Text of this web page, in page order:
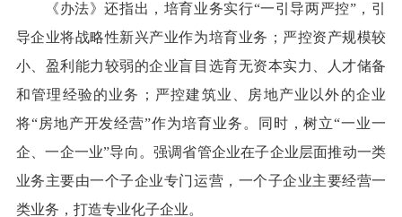
《办法》还指出，培育业务实行“一引导两严控”，引
导企业将战略性新兴产业作为培育业务；严控资产规模较
小、盈利能力较弱的企业盲目选育无资本实力、人才储备
和管理经验的业务；严控建筑业、房地产业以外的企业
将“房地产开发经营”作为培育业务。同时，树立“一业一
企、一企一业”导向。强调省管企业在子企业层面推动一类
业务主要由一个子企业专门运营，一个子企业主要经营一
类业务，打造专业化子企业。